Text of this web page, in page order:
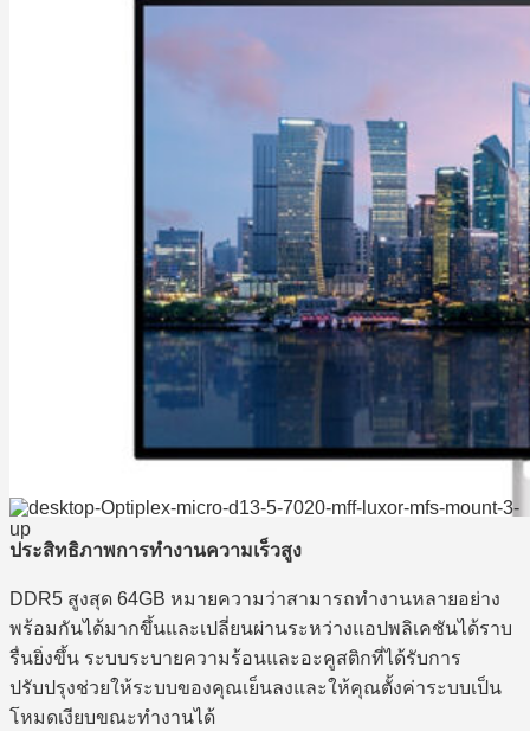
ประสิทธิภาพการทำงานความเร็วสูง
DDR5 สูงสุด 64GB หมายความว่าสามารถทำงานหลายอย่าง
พร้อมกันได้มากขึ้นและเปลี่ยนผ่านระหว่างแอปพลิเคชันได้ราบ
รื่นยิ่งขึ้น ระบบระบายความร้อนและอะคูสติกที่ได้รับการ
ปรับปรุงช่วยให้ระบบของคุณเย็นลงและให้คุณตั้งค่าระบบเป็น
โหมดเงียบขณะทำงานได้